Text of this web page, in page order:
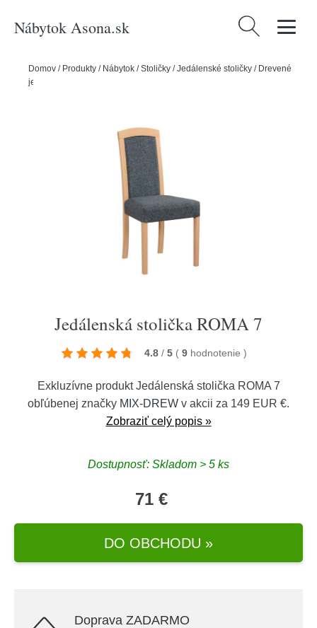
Nábytok Asona.sk Hľadať:
Domov / Produkty / Nábytok /Stoličky /Jedálenské stoličky / Drevené
jedálenské stoličky
Jedálenská stolička ROMA 7
4.8 / 5 ( 9 hodnotenie )
Exkluzívne produkt Jedálenská stolička ROMA 7
obľúbenej značky MIX-DREW v akcii za 149 EUR €.
Zobraziť celý popis »
Dostupnosť: Skladom > 5 ks
71 €
DO OBCHODU »
Doprava ZADARMO